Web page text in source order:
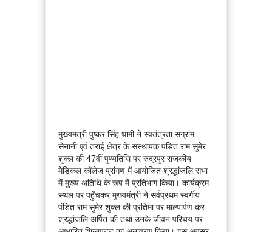
मुख्यमंत्री पुष्कर सिंह धामी ने स्वतंत्रता संग्राम
सेनानी एवं तराई क्षेत्र के संस्थापक पंडित राम सुमेर
शुक्ल की 47वीं पुण्यतिथि पर रुद्रपुर राजकीय
मेडिकल कॉलेज प्रांगण में आयोजित श्रद्धांजलि सभा
में मुख्य अतिथि के रूप में प्रतिभाग किया। कार्यक्रम
स्थल पर पहुँचकर मुख्यमंत्री ने सर्वप्रथम स्वर्गीय
पंडित राम सुमेर शुक्ल की प्रतिमा पर माल्यार्पण कर
श्रद्धांजलि अर्पित की तथा उनके जीवन परिचय पर